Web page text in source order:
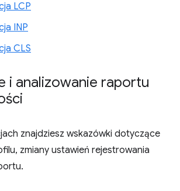
LCP
INP
CLS
i analizowanie raportu
znajdziesz wskazówki dotyczące
zmiany ustawień rejestrowania